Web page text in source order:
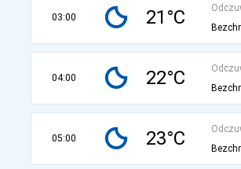
03:00 21°C
04:00 22°C
05:00 23°C